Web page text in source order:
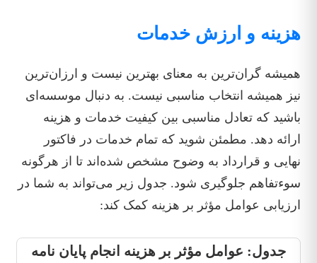
هزینه و ارزش خدمات
همیشه گران‌ترین به معنای بهترین نیست و ارزان‌ترین
نیز همیشه انتخاب مناسبی نیست. به دنبال موسسه‌ای
باشید که تعادل مناسبی بین کیفیت خدمات و هزینه
ارائه دهد. مطمئن شوید که تمام خدمات در فاکتور
نهایی و قرارداد به وضوح مشخص شده‌اند تا از هرگونه
سوءتفاهم جلوگیری شود. جدول زیر می‌تواند به شما در
ارزیابی عوامل مؤثر بر هزینه کمک کند:
جدول: عوامل مؤثر بر هزینه انجام پایان نامه